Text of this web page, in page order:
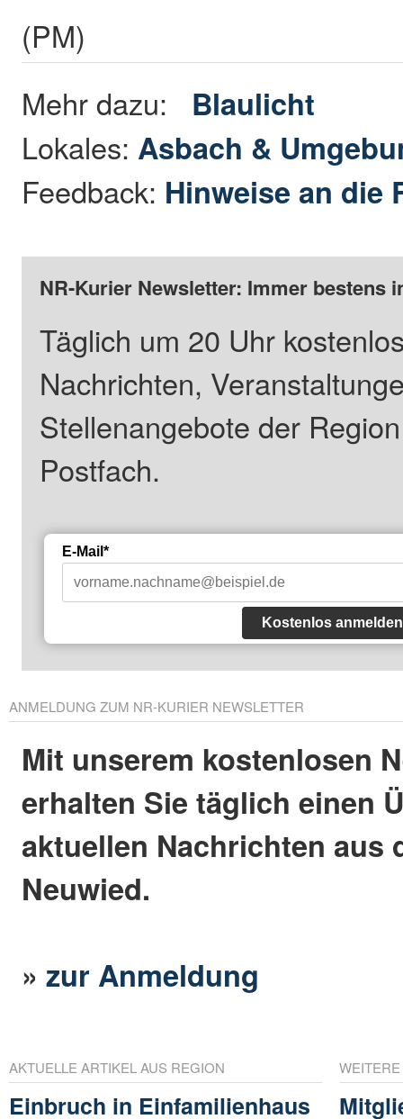
(PM)
Mehr dazu: Blaulicht
Lokales: Asbach &
Feedback: Hinweise an die
NR-Kurier Newsletter: Immer bestens
Täglich um 20 Uhr
Nachrichten,
Stellenangebote der
Postfach.
E-Mail*
Kostenlos anmelden
ANMELDUNG ZUM NR-KURIER NEWSLETTER
Mit unserem kostenlosen
erhalten Sie täglich einen
aktuellen Nachrichten aus
Neuwied.
»zur Anmeldung
AKTUELLE ARTIKEL AUS REGION
Einbruch in Einfamilienhaus